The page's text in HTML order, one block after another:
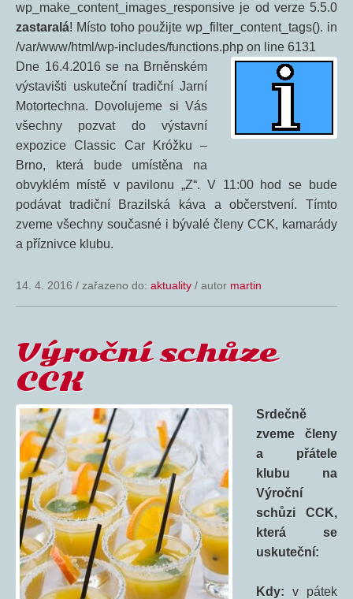
wp_make_content_images_responsive je od verze 5.5.0
zastaralá! Místo toho použijte wp_filter_content_tags(). in
/var/www/html/wp-includes/functions.php on line 6131
Dne 16.4.2016 se na Brněnském
výstavišti uskuteční tradiční Jarní
Motortechna. Dovolujeme si Vás
všechny pozvat do výstavní
expozice Classic Car Króžku –
Brno, která bude umístěna na
obvyklém místě v pavilonu „Z“. V 11:00 hod se bude
podávat tradiční Brazilská káva a občerstvení. Tímto
zveme všechny současné i bývalé členy CCK, kamarády
a příznivce klubu.
14. 4. 2016 / zařazeno do: aktuality / autor martin
Výroční schůze
CCK
Srdečně
zveme členy
a přátele
klubu na
Výroční
schůzi CCK,
která se
uskuteční:
Kdy: v pátek